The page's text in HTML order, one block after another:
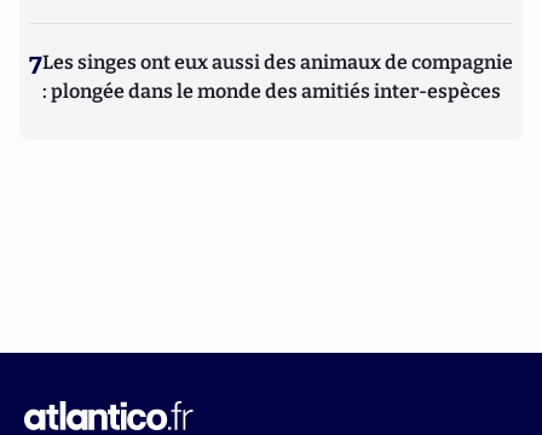
7Les singes ont eux aussi des animaux de compagnie
: plongée dans le monde des amitiés inter-espèces